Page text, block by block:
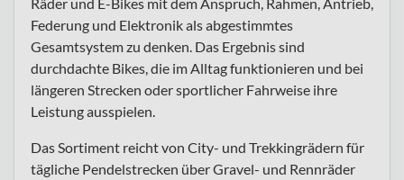
Federung und Elektronik als abgestimmtes
Gesamtsystem zu denken. Das Ergebnis sind
durchdachte Bikes, die im Alltag funktionieren und bei
längeren Strecken oder sportlicher Fahrweise ihre
Leistung ausspielen.
Das Sortiment reicht von City- und Trekkingrädern für
tägliche Pendelstrecken über Gravel- und Rennräder